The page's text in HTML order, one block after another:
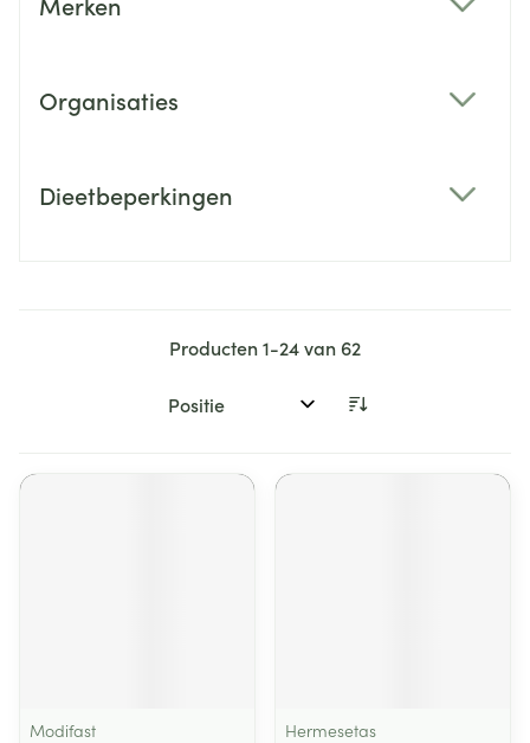
Organisaties
Dieetbeperkingen
Producten1-24van 62
Sorteer op:
Modifast
Hermesetas